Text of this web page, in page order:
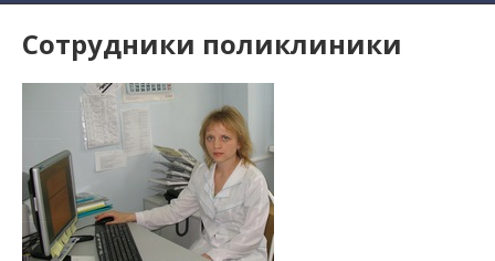
Сотрудники поликлиники